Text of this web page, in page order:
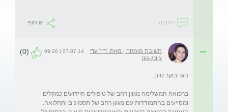
תגובה שיתוף
תשובת מומחה | מאת: ד"ר עדי
צוונג-גונן
07.07.14 | 09:20
(0)
ברפואה המשלימה מגוון רחב של טיפולים היידועים כמקלים